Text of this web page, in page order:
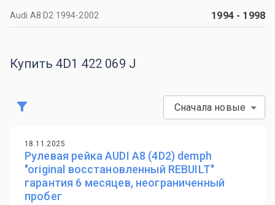
Audi A8 D2 1994-2002 1994- 1998
Купить 4D1 422 069 J
Сначала новые
18.11.2025
Рулевая рейка AUDI A8 (4D2) demph
"original восстановленный REBUILT"
гарантия 6 месяцев, неограниченный
пробег